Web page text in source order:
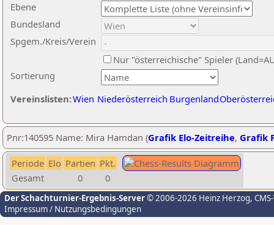
Ebene
Sortierung
Bundesland
Spgem./Kreis/Verein
Nur "österreichische" Spieler
Vereinslisten:Wien Niederösterreich Burgenland
Pnr:140595 Name: Mira Hamdan (Grafik Elo-Zeitreihe, Grafik
Periode Elo Partien Pkt.
Gesamt
0 0
Der Schachturnier-Ergebnis-Server© 2006-2026 Heinz Herzog,
Impressum / Nutzungsbedingungen